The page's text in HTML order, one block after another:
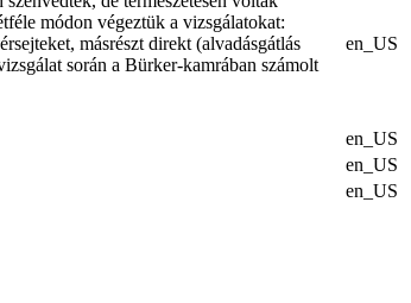
módon végeztük a vizsgálatokat:
másrészt direkt (alvadásgátlás
során a Bürker-kamrában számolt
en_US
en_US
en_US
en_US